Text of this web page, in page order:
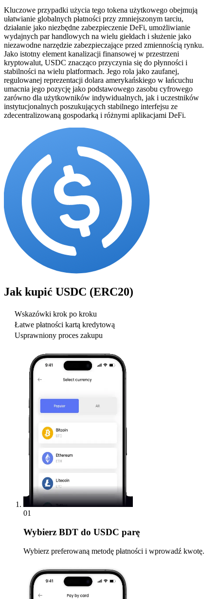
Kluczowe przypadki użycia tego tokena użytkowego obejmują
ułatwianie globalnych płatności przy zmniejszonym tarciu,
działanie jako niezbędne zabezpieczenie DeFi, umożliwianie
wydajnych par handlowych na wielu giełdach i służenie jako
niezawodne narzędzie zabezpieczające przed zmiennością rynku.
Jako istotny element kanalizacji finansowej w przestrzeni
kryptowalut, USDC znacząco przyczynia się do płynności i
stabilności na wielu platformach. Jego rola jako zaufanej,
regulowanej reprezentacji dolara amerykańskiego w łańcuchu
umacnia jego pozycję jako podstawowego zasobu cyfrowego
zarówno dla użytkowników indywidualnych, jak i uczestników
instytucjonalnych poszukujących stabilnego interfejsu ze
zdecentralizowaną gospodarką i różnymi aplikacjami DeFi.
Jak kupić USDC (ERC20)
Wskazówki krok po kroku
Łatwe płatności kartą kredytową
Usprawniony proces zakupu
01
Wybierz BDT do USDC parę
Wybierz preferowaną metodę płatności i wprowadź kwotę.